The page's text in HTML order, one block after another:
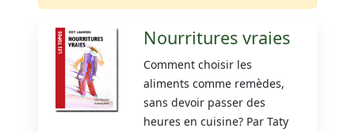
Nourritures vraies
Comment choisir les
aliments comme remèdes,
sans devoir passer des
heures en cuisine? Par Taty